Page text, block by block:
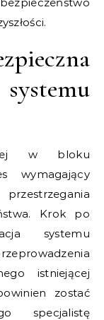
w bloku
wymagający
Krok po
systemu
istniejącej
zostać
specjalistę